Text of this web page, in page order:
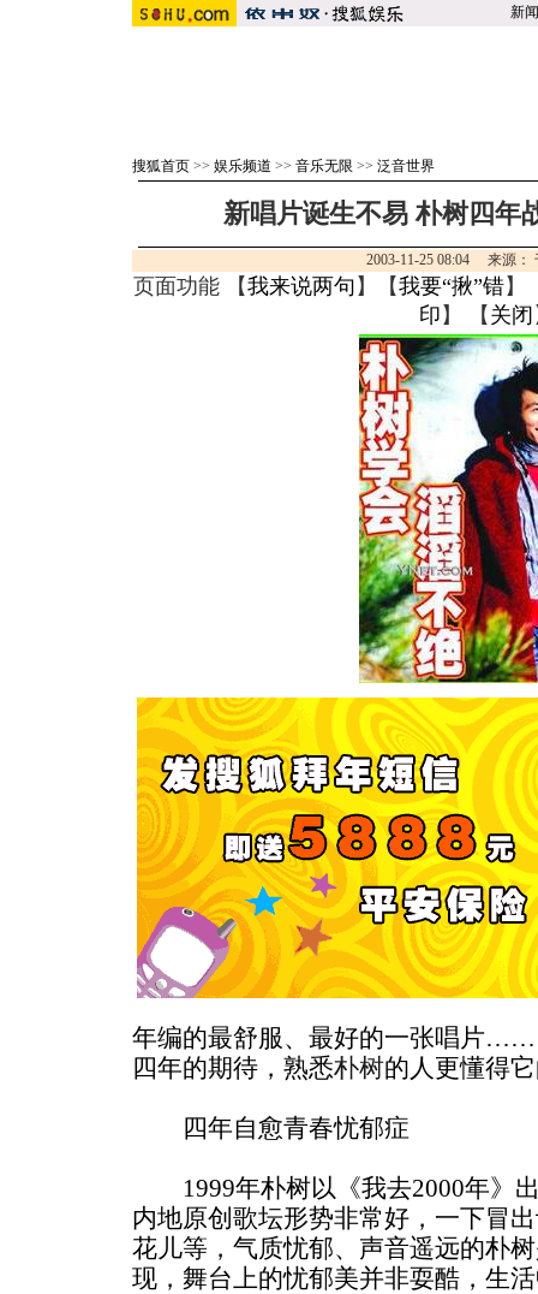
新闻
搜狐首页 >> 娱乐频道 >> 音乐无限 >> 泛音世界
新唱片诞生不易 朴树四年
2003-11-25 08:04 来源：
页面功能 【我来说两句 】【我要“揪”错】
印 】 【 关闭
年编的最舒服、最好的一张唱片……
四年的期待，熟悉朴树的人更懂得
四年自愈青春忧郁症
1999年朴树以《我去2000年》
内地原创歌坛形势非常好，一下冒
花儿等，气质忧郁、声音遥远的朴
现，舞台上的忧郁美并非耍酷，生